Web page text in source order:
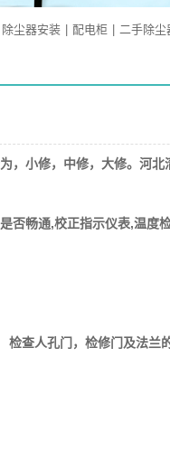
除尘器安装 配电柜 二手除尘
，小修，中修，大修。河
否畅通,校正指示仪表,温度
查人孔门，检修门及法兰